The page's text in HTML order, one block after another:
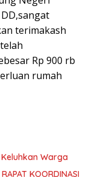
terimakash
Rp 900 rb
rumah
Warga
KOORDINASI